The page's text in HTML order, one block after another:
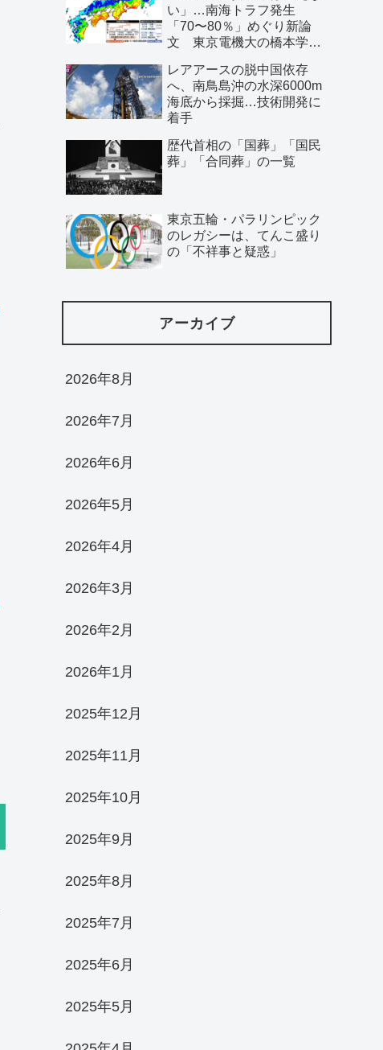
い」…南海トラフ発生
「70〜80％」めぐり新論
文 東京電機大の橋本学特
レアアースの脱中国依存
へ、南鳥島沖の水深6000m
海底から採掘…技術開発に
着手
歴代首相の「国葬」「国民
葬」「合同葬」の一覧
東京五輪・パラリンピック
のレガシーは、てんこ盛り
の「不祥事と疑惑」
アーカイブ
2026年8月
2026年7月
2026年6月
2026年5月
2026年4月
2026年3月
2026年2月
2026年1月
2025年12月
2025年11月
2025年10月
2025年9月
2025年8月
2025年7月
2025年6月
2025年5月